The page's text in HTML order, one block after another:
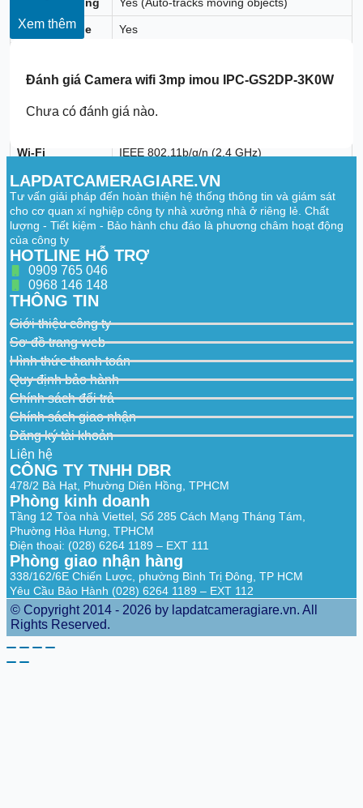
Privacy Mode Yes
Wi-Fi IEEE 802.11b/g/n (2.4 GHz)
Interoperability ONVIF
Mobile App Imou App (iOS, Android)
Storage
Local Storage Micro SD Card (up to 256 GB)
General
Power Supply
Power
Consumption
< 5 W
Operating
Temperature
Operating
Humidity
< 95% RH
Product
Dimensions
90 mm × 90 mm × 104 mm (3.5″ × 3.5″ ×
4.1″)
Net Weight 206 g (0.45 lb)
Certifications CE
Xem thêm
Đánh giáCamera wifi 3mp imou IPC-GS2DP-3K0W
Chưa có đánh giá nào.
LAPDATCAMERAGIARE.VN
Tư vấn giải pháp đến hoàn thiện hệ thống thông tin và giám sát
cho cơ quan xí nghiệp công ty nhà xưởng nhà ở riêng lẻ. Chất
lượng - Tiết kiệm - Bảo hành chu đáo là phương châm hoạt động
của công ty
HOTLINE HỖ TRỢ
0909 765 046
0968 146 148
THÔNG TIN
Giới thiệu công ty
Sơ đồ trang web
Hình thức thanh toán
Quy định bảo hành
Chính sách đổi trả
Chính sách giao nhận
Đăng ký tài khoản
Liên hệ
CÔNG TY TNHH DBR
478/2 Bà Hạt, Phường Diên Hồng, TPHCM
Phòng kinh doanh
Tầng 12 Tòa nhà Viettel, Số 285 Cách Mạng Tháng Tám,
Phường Hòa Hưng, TPHCM
Điện thoại: (028) 6264 1189 – EXT 111
Phòng giao nhận hàng
338/162/6E Chiến Lược, phường Bình Trị Đông, TP HCM
Yêu Cầu Bảo Hành (028) 6264 1189 – EXT 112
© Copyright 2014 - 2026 by lapdatcameragiare.vn. All
Rights Reserved.